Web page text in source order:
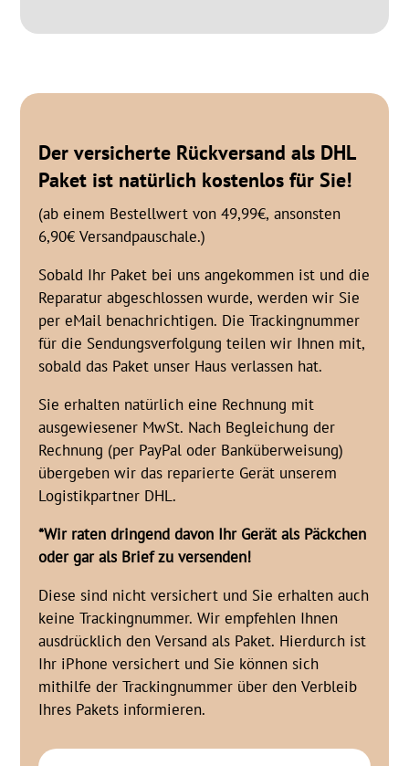
Der versicherte Rückversand als DHL
Paket ist natürlich kostenlos für Sie!
(ab einem Bestellwert von 49,99€, ansonsten
6,90€ Versandpauschale.)
Sobald Ihr Paket bei uns angekommen ist und die
Reparatur abgeschlossen wurde, werden wir Sie
per eMail benachrichtigen. Die Trackingnummer
für die Sendungsverfolgung teilen wir Ihnen mit,
sobald das Paket unser Haus verlassen hat.
Sie erhalten natürlich eine Rechnung mit
ausgewiesener MwSt. Nach Begleichung der
Rechnung (per PayPal oder Banküberweisung)
übergeben wir das reparierte Gerät unserem
Logistikpartner DHL.
*Wir raten dringend davon Ihr Gerät als Päckchen
oder gar als Brief zu versenden!
Diese sind nicht versichert und Sie erhalten auch
keine Trackingnummer. Wir empfehlen Ihnen
ausdrücklich den Versand als Paket. Hierdurch ist
Ihr iPhone versichert und Sie können sich
mithilfe der Trackingnummer über den Verbleib
Ihres Pakets informieren.